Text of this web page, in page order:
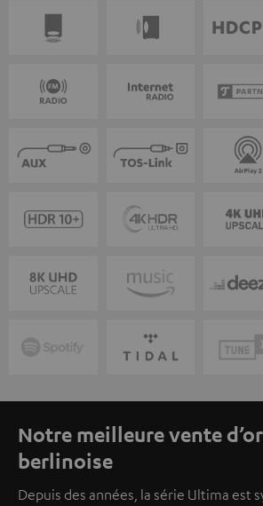
Notre meilleure vente
berlinoise
Depuis des années, la série Ultima est